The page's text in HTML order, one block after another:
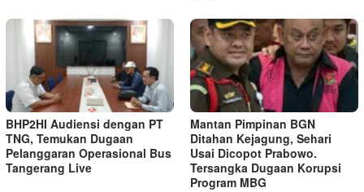
BHP2HI Audiensi dengan PT
TNG, Temukan Dugaan
Pelanggaran Operasional Bus
Tangerang Live
Mantan Pimpinan BGN
Ditahan Kejagung, Sehari
Usai Dicopot Prabowo.
Tersangka Dugaan Korupsi
Program MBG